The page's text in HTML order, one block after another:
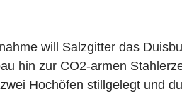
will Salzgitter das
hin zur CO2-armen
Hochöfen stillgelegt und